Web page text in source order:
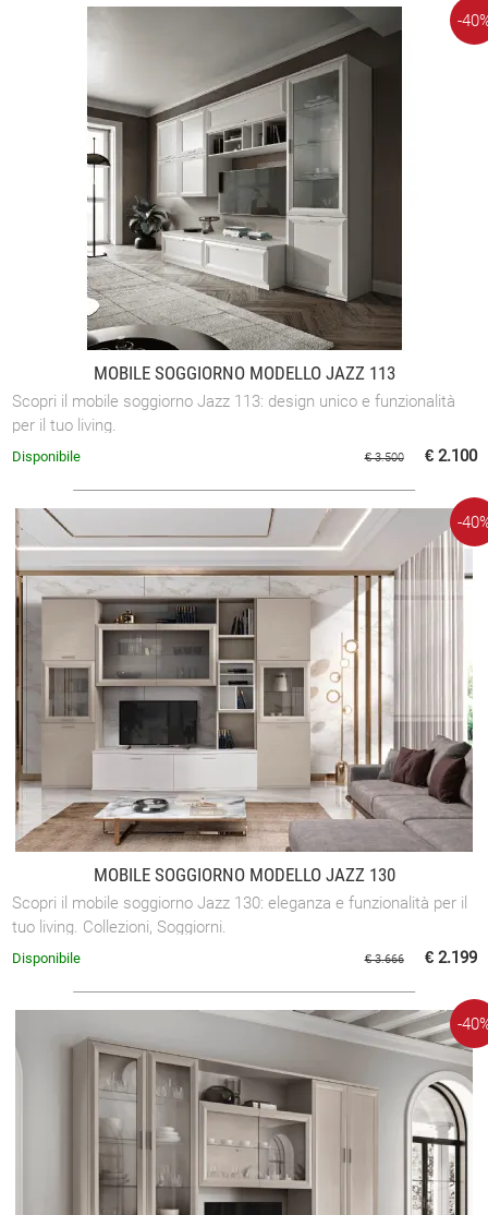
MOBILE SOGGIORNO MODELLO JAZZ 113
Scopri il mobile soggiorno Jazz 113: design unico e funzionalità
per il tuo living.
-
€ 3.500 € 2.100
Disponibile
MOBILE SOGGIORNO MODELLO JAZZ 130
Scopri il mobile soggiorno Jazz 130: eleganza e funzionalità per il
tuo living. Collezioni, Soggiorni.
-
€ 3.666 € 2.199
Disponibile
-